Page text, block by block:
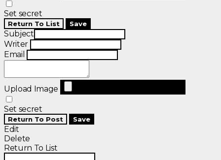
Set secret
Return To List Save
Subject
Writer
Email
Upload Image
Set secret
Return To Post Save
Edit
Delete
Return To List